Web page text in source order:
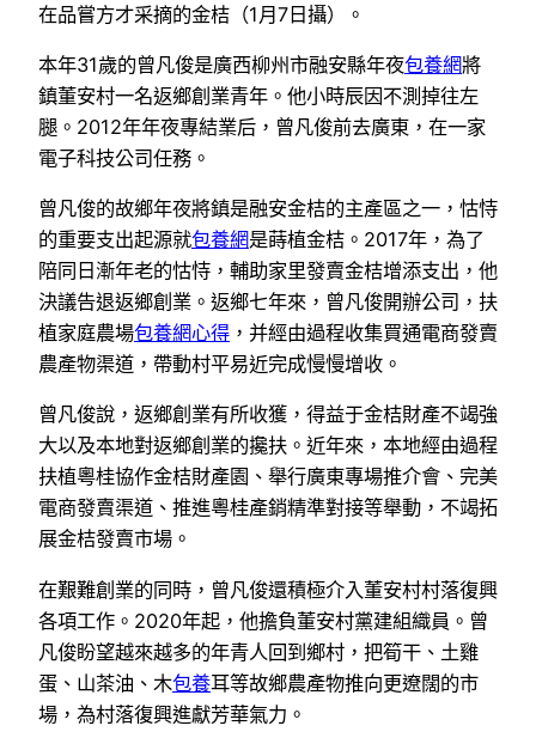
在品嘗方才采摘的金桔（1月7日攝）。
本年31歲的曾凡俊是廣西柳州市融安縣年夜包養網將
鎮董安村一名返鄉創業青年。他小時辰因不測掉往左
腿。2012年年夜專結業后，曾凡俊前去廣東，在一家
電子科技公司任務。
曾凡俊的故鄉年夜將鎮是融安金桔的主產區之一，怙恃
的重要支出起源就包養網是蒔植金桔。2017年，為了
陪同日漸年老的怙恃，輔助家里發賣金桔增添支出，他
決議告退返鄉創業。返鄉七年來，曾凡俊開辦公司，扶
植家庭農場包養網心得 ，并經由過程收集買通電商發賣
農產物渠道，帶動村平易近完成慢慢增收。
曾凡俊說，返鄉創業有所收獲，得益于金桔財產不竭強
大以及本地對返鄉創業的攙扶。近年來，本地經由過程
扶植粵桂協作金桔財產園、舉行廣東專場推介會、完美
電商發賣渠道、推進粵桂產銷精準對接等舉動，不竭拓
展金桔發賣市場。
在艱難創業的同時，曾凡俊還積極介入董安村村落復興
各項工作。2020年起，他擔負董安村黨建組織員。曾
凡俊盼望越來越多的年青人回到鄉村，把筍干、土雞
蛋、山茶油、木包養耳等故鄉農產物推向更遼闊的市
場，為村落復興進獻芳華氣力。